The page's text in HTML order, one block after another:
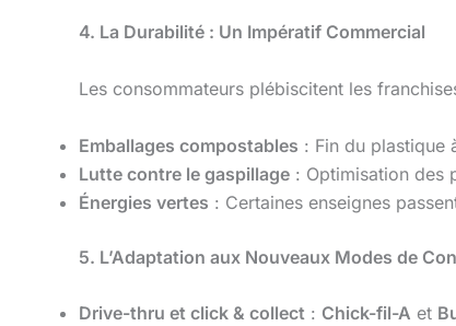
4. La Durabilité : Un Impératif Commercial
Les consommateurs plébiscitent les
Emballages compostables : Fin du plastique
Lutte contre le gaspillage : Optimisation des
Énergies vertes : Certaines enseignes
5. L’Adaptation aux Nouveaux Modes de
Drive-thru et click & collect : Chick-fil-A et